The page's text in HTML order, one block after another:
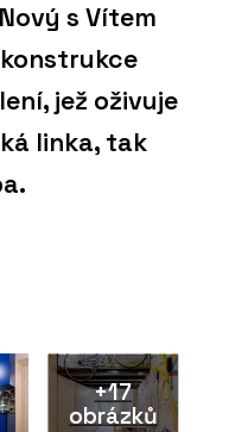
s Vítem
jež oživuje
linka, tak
+17
obrázků